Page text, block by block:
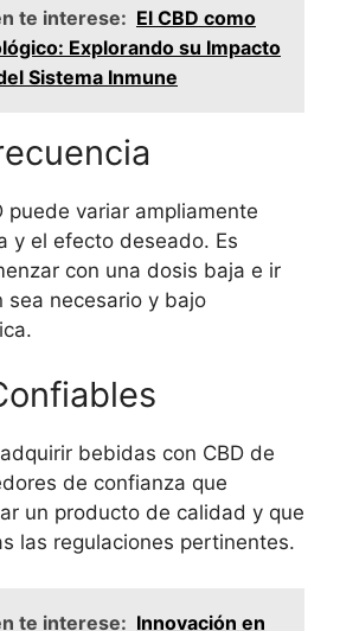
te interese: El CBD como
Explorando su Impacto
Sistema Inmune
puede variar ampliamente
y el efecto deseado. Es
con una dosis baja e ir
sea necesario y bajo
bebidas con CBD de
de confianza que
un producto de calidad y que
las regulaciones pertinentes.
te interese: Innovación en